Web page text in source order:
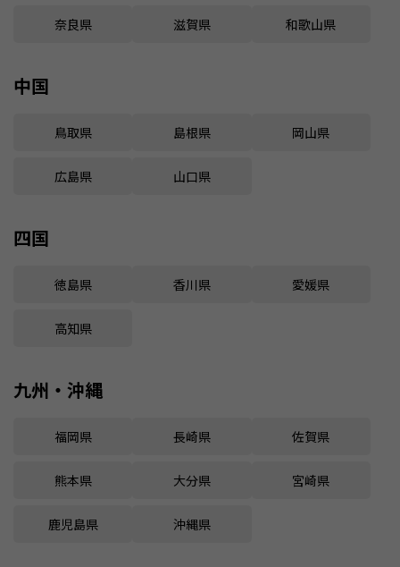
奈良県 滋賀県 和歌山県
中国
鳥取県 島根県 岡山県
広島県 山口県
四国
徳島県 香川県 愛媛県
高知県
九州・沖縄
福岡県 長崎県 佐賀県
熊本県 大分県 宮崎県
鹿児島県 沖縄県